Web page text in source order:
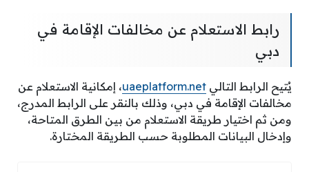
رابط الاستعلام عن مخالفات الإقامة في
دبي
يُتيح الرابط التالي uaeplatform.net، إمكانية الاستعلام عن
مخالفات الإقامة في دبي، وذلك بالنقر على الرابط المدرج،
ومن ثم اختيار طريقة الاستعلام من بين الطرق المتاحة،
وإدخال البيانات المطلوبة حسب الطريقة المختارة.